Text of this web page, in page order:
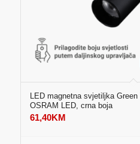
LED magnetna svjetiljka
OSRAM LED, crna boja
61,40KM